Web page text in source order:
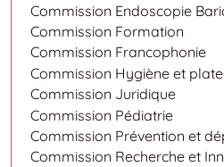
Commission Endoscopie
Commission Formation
Commission Francophonie
Commission Hygiène et
Commission Juridique
Commission Pédiatrie
Commission Prévention et
Commission Recherche et